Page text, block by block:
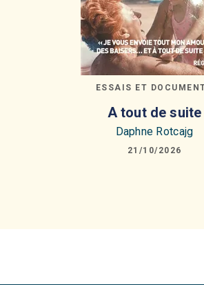
ESSAIS ET
A tout de suite
Daphne Rotcajg
21/10/2026